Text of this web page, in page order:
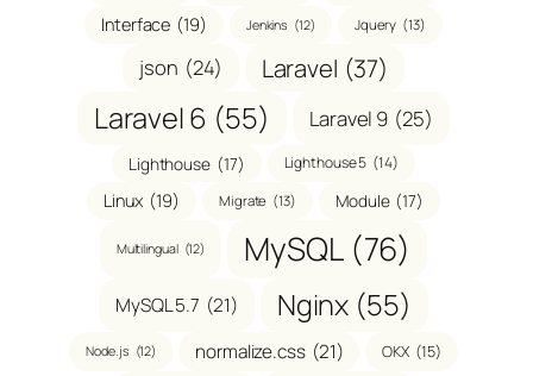
Interface (19) Jenkins (12) Jquery (13)
json (24) Laravel (37)
Laravel 6 (55) Laravel 9 (25)
Lighthouse (17) Lighthouse 5 (14)
Linux (19) Migrate (13) Module (17)
Multilingual (12) MySQL (76)
MySQL 5.7 (21) Nginx (55)
Node.js (12) normalize.css (21) OKX (15)